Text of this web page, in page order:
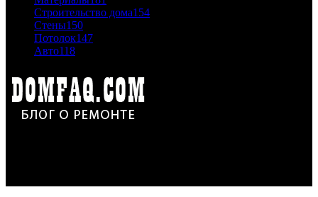
Строительство дома154
Стены150
Потолок147
Авто118